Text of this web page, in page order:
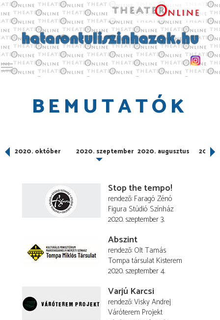
Toggle main menu visibility
BEMUTATÓK
2020. október 2020. szeptember 2020. augusztus 2020.
Stop the tempo!
rendező Faragó Zénó
Figura Stúdió Színház
2020. szeptember 3.
Abszint
rendező Olt Tamás
Tompa társulat Kisterem
2020. szeptember 4.
Varjú Karcsi
rendező Visky Andrej
Váróterem Projekt